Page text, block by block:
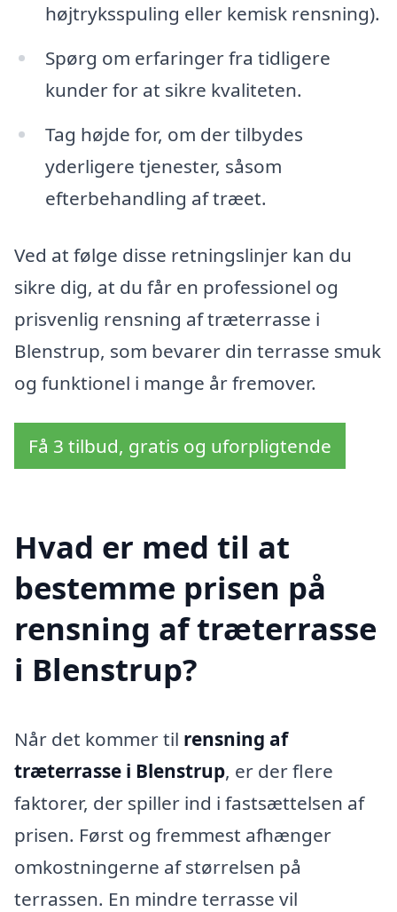
højtryksspuling eller kemisk rensning).
Spørg om erfaringer fra tidligere
kunder for at sikre kvaliteten.
Tag højde for, om der tilbydes
yderligere tjenester, såsom
efterbehandling af træet.
Ved at følge disse retningslinjer kan du
sikre dig, at du får en professionel og
prisvenlig rensning af træterrasse i
Blenstrup, som bevarer din terrasse smuk
og funktionel i mange år fremover.
Få 3 tilbud, gratis og uforpligtende
Hvad er med til at
bestemme prisen på
rensning af træterrasse
i Blenstrup?
Når det kommer til rensning af
træterrasse i Blenstrup, er der flere
faktorer, der spiller ind i fastsættelsen af
prisen. Først og fremmest afhænger
omkostningerne af størrelsen på
terrassen. En mindre terrasse vil